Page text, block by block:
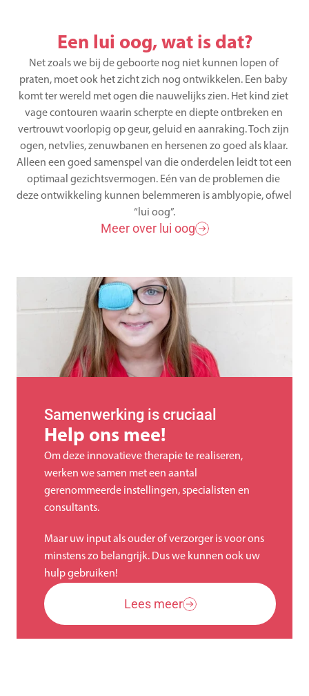
Een lui oog, wat is dat?
Net zoals we bij de geboorte nog niet kunnen lopen of
praten, moet ook het zicht zich nog ontwikkelen. Een baby
komt ter wereld met ogen die nauwelijks zien. Het kind ziet
vage contouren waarin scherpte en diepte ontbreken en
vertrouwt voorlopig op geur, geluid en aanraking. Toch zijn
ogen, netvlies, zenuwbanen en hersenen zo goed als klaar.
Alleen een goed samenspel van die onderdelen leidt tot een
optimaal gezichtsvermogen. Eén van de problemen die
deze ontwikkeling kunnen belemmeren is amblyopie, ofwel
“lui oog”.
Meer over lui oog
Samenwerking is cruciaal
Help ons mee!
Om deze innovatieve therapie te realiseren,
werken we samen met een aantal
gerenommeerde instellingen, specialisten en
consultants.
Maar uw input als ouder of verzorger is voor ons
minstens zo belangrijk. Dus we kunnen ook uw
hulp gebruiken!
Lees meer